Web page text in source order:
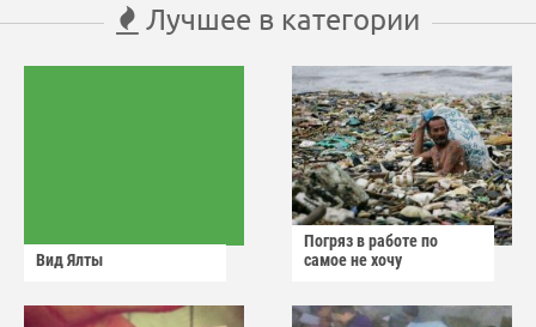
Лучшее в категории
Вид Ялты
Погряз в работе по
самое не хочу